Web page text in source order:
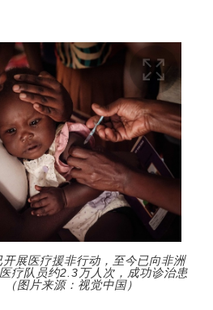
展医疗援非行动，至今已向非洲
疗队员约2.3万人次，成功诊治患
图片来源：视觉中国）